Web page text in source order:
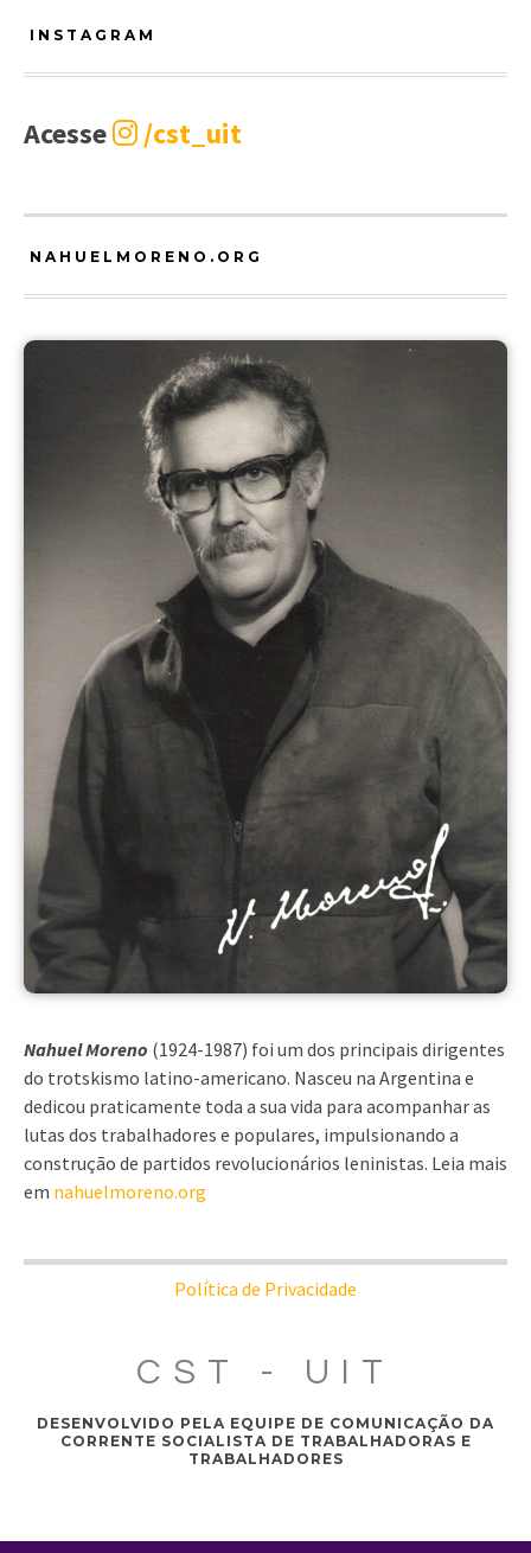
INSTAGRAM
Acesse /cst_uit
NAHUELMORENO.ORG
Nahuel Moreno (1924-1987) foi um dos principais dirigentes
do trotskismo latino-americano. Nasceu na Argentina e
dedicou praticamente toda a sua vida para acompanhar as
lutas dos trabalhadores e populares, impulsionando a
construção de partidos revolucionários leninistas. Leia mais
em nahuelmoreno.org
Política de Privacidade
CST - UIT
DESENVOLVIDO PELA EQUIPE DE COMUNICAÇÃO DA
CORRENTE SOCIALISTA DE TRABALHADORAS E
TRABALHADORES